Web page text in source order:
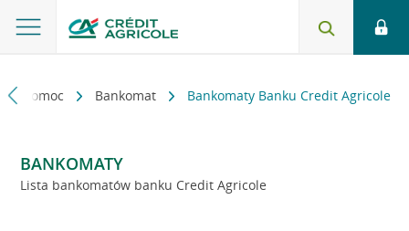
i pomoc Bankomat Bankomaty Banku Credit Agricole
BANKOMATY
Lista bankomatów banku Credit Agricole